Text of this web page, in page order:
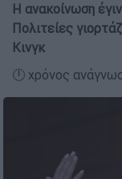
Η ανακοίνωση
Πολιτείες
Κινγκ
🕛 χρόνος